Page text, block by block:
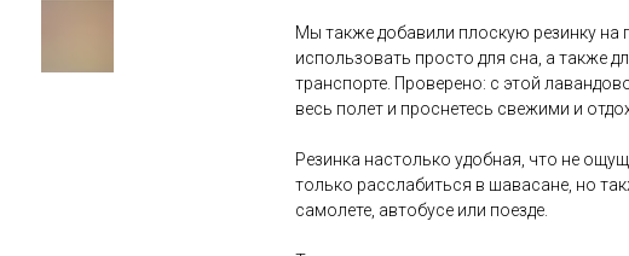
Мы также добавили плоскую резинку
использовать просто для сна, а также
транспорте. Проверено: с этой
весь полет и проснетесь свежими и
Резинка настолько удобная, что не
только расслабиться в шавасане, но
самолете, автобусе или поезде.